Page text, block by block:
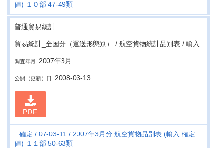
値) １０部 47-49類
普通貿易統計
貿易統計_全国分（運送形態別） / 航空貨物統計品別表 / 輸入
調査年月 2007年3月
公開（更新）日 2008-03-13
PDF
確定 07-03-11
2007年3月分 航空貨物品別表 (輸入 確定
値) １１部 50-63類